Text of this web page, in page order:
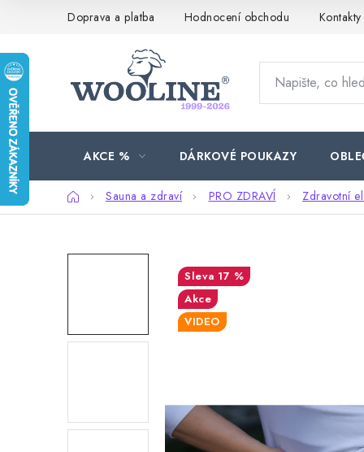
Doprava a platba Hodnocení obchodu Kontakty
AKCE % DÁRKOVÉ POUKAZY
DomůSauna a zdraví PRO ZDRAVÍ Zdravotní
17 %
Akce
VIDEO